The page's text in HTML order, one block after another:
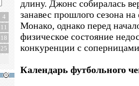
4
11
18
25
длину. Джонс собиралась
занавес прошлого сезона
Монако, однако перед
физическое состояние
конкуренции с
Календарь футбольного